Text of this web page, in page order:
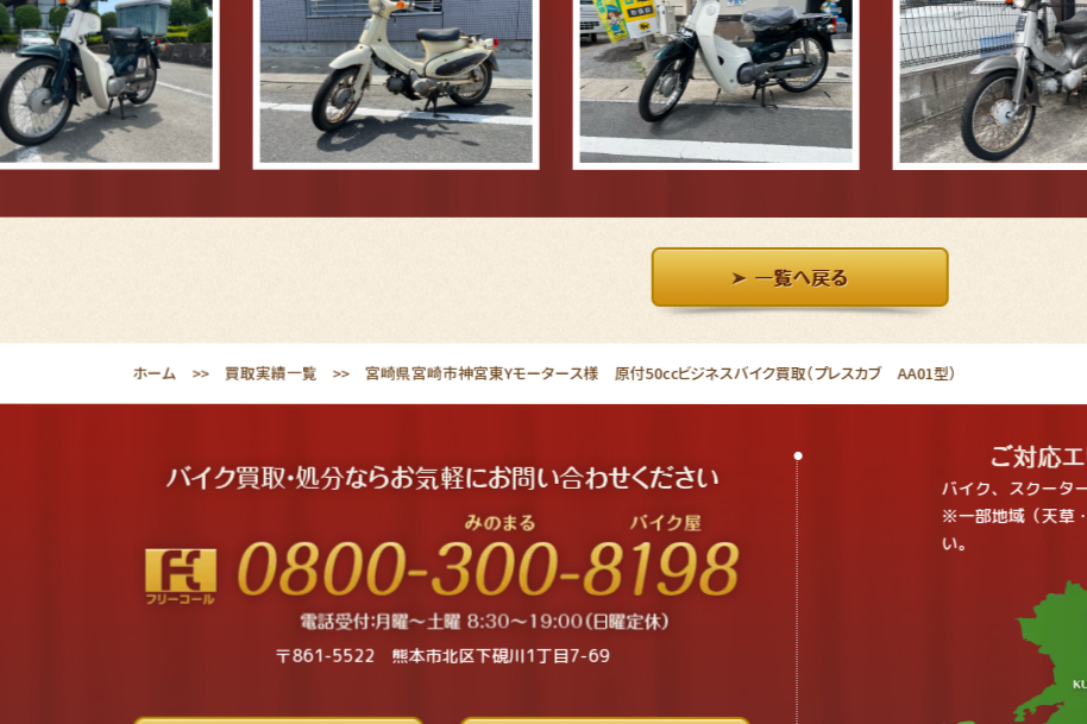
ホーム 買取実績一覧 宮崎県宮崎市神宮東Yモータース様 原付50ccビジネスバイク買取（プレスカブ AA01型）
〒861-5522 熊本市北区下硯川1丁目7-69
バイク、スクータ
※一部地域（天草
い。